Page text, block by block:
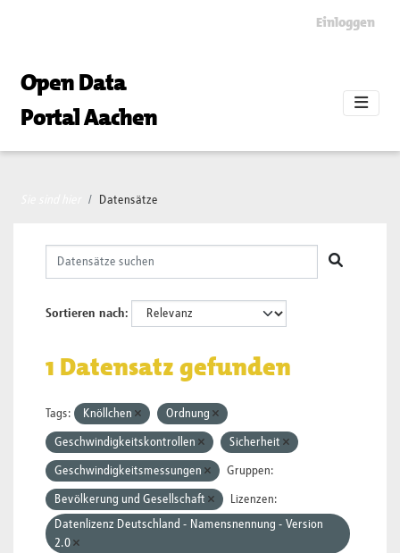
Einloggen
Open Data
Portal Aachen
Datensätze
Sortieren nach
1 Datensatz gefunden
Tags: Knöllchen Ordnung
Geschwindigkeitskontrollen Sicherheit
Geschwindigkeitsmessungen Gruppen:
Bevölkerung und Gesellschaft
Lizenzen:
Datenlizenz Deutschland - Namensnennung - Version
2.0